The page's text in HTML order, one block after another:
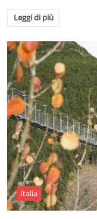
Leggi di più
Italia